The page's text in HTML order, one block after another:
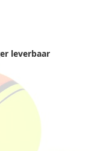
leverbaar